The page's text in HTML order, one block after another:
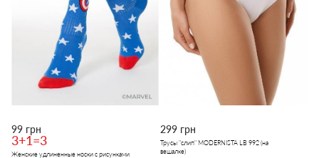
99 грн
3+1=3
Женские удлиненные носки с рисунками
299 грн
Трусы "слип" MODERNISTA LB 992 (на
вешалке)